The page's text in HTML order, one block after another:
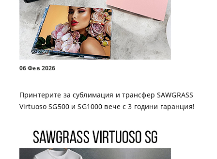
06 Фев 2026
Принтерите за сублимация и трансфер SAWGRASS
Virtuoso SG500 и SG1000 вече с 3 години гаранция!